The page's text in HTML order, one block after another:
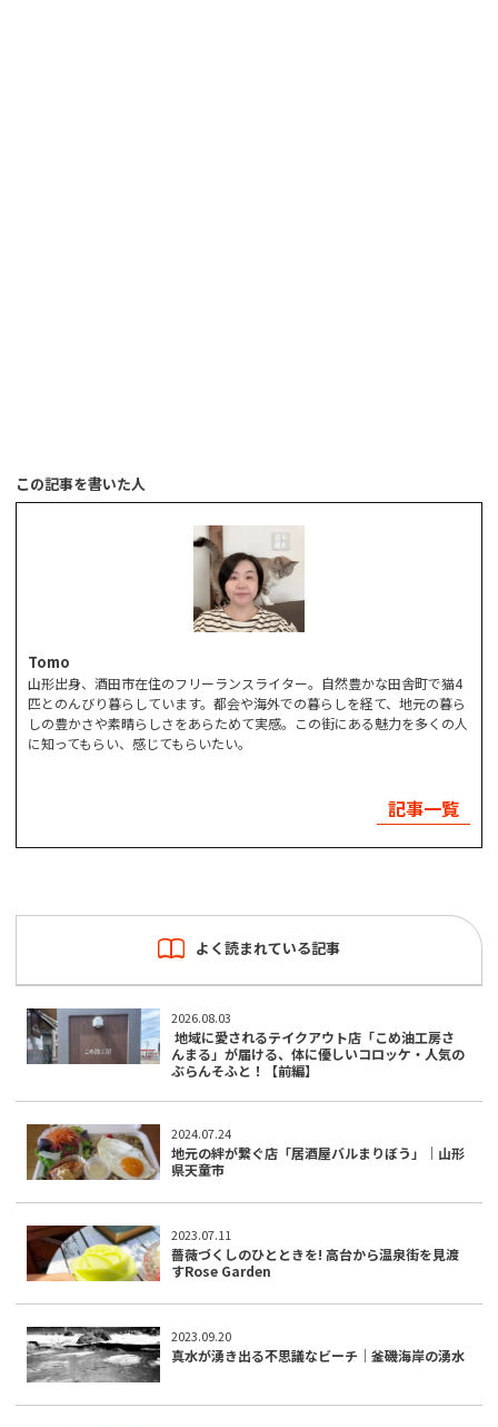
この記事を書いた人
Tomo
山形出身、酒田市在住のフリーランスライター。自然豊かな田舎町で猫4
匹とのんびり暮らしています。都会や海外での暮らしを経て、地元の暮ら
しの豊かさや素晴らしさをあらためて実感。この街にある魅力を多くの人
に知ってもらい、感じてもらいたい。
記事一覧
よく読まれている記事
2026.08.03
地域に愛されるテイクアウト店「こめ油工房さ
んまる」が届ける、体に優しいコロッケ・人気の
ぶらんそふと！【前編】
2024.07.24
地元の絆が繋ぐ店「居酒屋バルまりぼう」｜山形
県天童市
2023.07.11
薔薇づくしのひとときを! 高台から温泉街を見渡
すRose Garden
2023.09.20
真水が湧き出る不思議なビーチ｜釜磯海岸の湧水